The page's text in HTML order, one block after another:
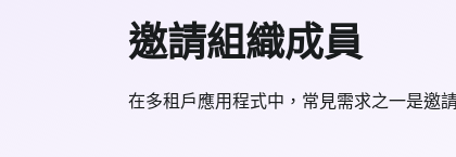
邀請組織成員
在多租戶應用程式中，常見需求之一是邀